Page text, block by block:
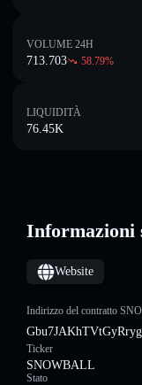
VOLUME 24H
713.703 58.79%
LIQUIDITÀ
76.45K
Informazioni
Website
Indirizzo del contratto
Ticker
SNOWBALL
Stato